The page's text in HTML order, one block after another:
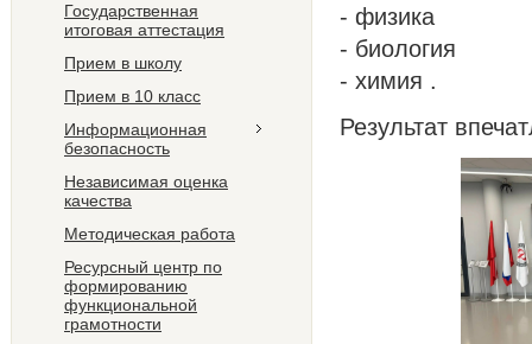
Государственная
итоговая аттестация
Прием в школу
Прием в 10 класс
Информационная
безопасность
Независимая оценка
качества
Методическая работа
Ресурсный центр по
формированию
функциональной
грамотности
- физика
- биология
- химия .
Результат